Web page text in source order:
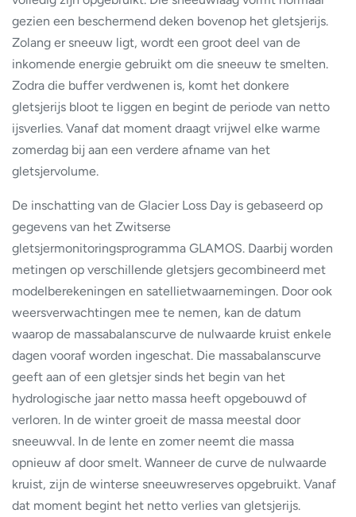
gezien een beschermend deken bovenop het gletsjerijs.
Zolang er sneeuw ligt, wordt een groot deel van de
inkomende energie gebruikt om die sneeuw te smelten.
Zodra die buffer verdwenen is, komt het donkere
gletsjerijs bloot te liggen en begint de periode van netto
ijsverlies. Vanaf dat moment draagt vrijwel elke warme
zomerdag bij aan een verdere afname van het
gletsjervolume.
De inschatting van de Glacier Loss Day is gebaseerd op
gegevens van het Zwitserse
gletsjermonitoringsprogramma GLAMOS. Daarbij worden
metingen op verschillende gletsjers gecombineerd met
modelberekeningen en satellietwaarnemingen. Door ook
weersverwachtingen mee te nemen, kan de datum
waarop de massabalanscurve de nulwaarde kruist enkele
dagen vooraf worden ingeschat. Die massabalanscurve
geeft aan of een gletsjer sinds het begin van het
hydrologische jaar netto massa heeft opgebouwd of
verloren. In de winter groeit de massa meestal door
sneeuwval. In de lente en zomer neemt die massa
opnieuw af door smelt. Wanneer de curve de nulwaarde
kruist, zijn de winterse sneeuwreserves opgebruikt. Vanaf
dat moment begint het netto verlies van gletsjerijs.